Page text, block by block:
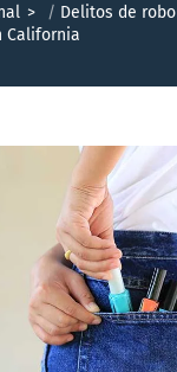
> Delitos de robo
California